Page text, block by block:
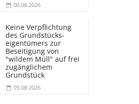
06.08.2026
Keine Verpflichtung
des Grundstücks­
eigentümers zur
Beseitigung von
"wildem Müll" auf frei
zugänglichem
Grundstück
05.08.2026